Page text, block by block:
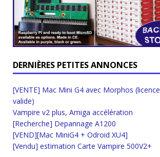
DERNIÈRES PETITES ANNONCES
[VENTE] Mac Mini G4 avec Morphos (licence
valide)
Vampire v2 plus, Amiga accélération
[Recherche] Depannage A1200
[VEND][Mac MiniG4 + Odroid XU4]
[Vendu] estimation Carte Vampire 500V2+